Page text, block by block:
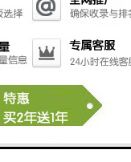
前为普遍的广告之一，
。作为新型媒体的液晶